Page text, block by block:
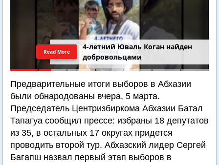
4-летний Юваль Коган найден
добровольцами
Read More
Предварительные итоги выборов в Абхазии
были обнародованы вчера, 5 марта.
Председатель Центризбиркома Абхазии Батал
Тапагуа сообщил прессе: избраны 18 депутатов
из 35, в остальных 17 округах придется
проводить второй тур. Абхазский лидер Сергей
Багапш назвал первый этап выборов в